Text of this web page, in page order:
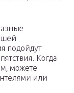
подойдут
Когда
можете
или